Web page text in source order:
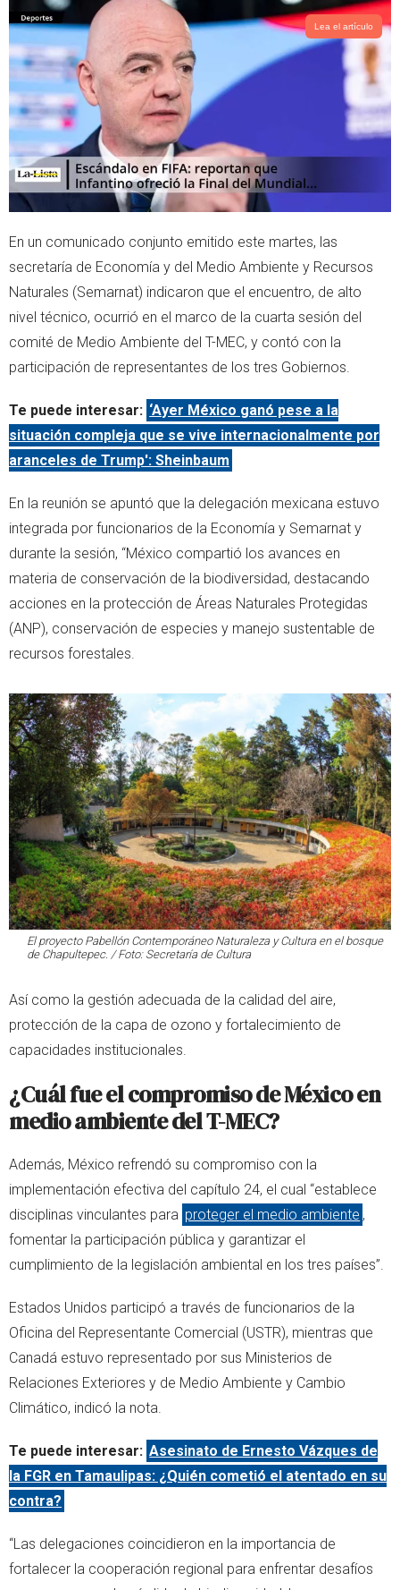
Lea el artículo
En un comunicado conjunto emitido este martes, las
secretaría de Economía y del Medio Ambiente y Recursos
Naturales (Semarnat) indicaron que el encuentro, de alto
nivel técnico, ocurrió en el marco de la cuarta sesión del
comité de Medio Ambiente del T-MEC, y contó con la
participación de representantes de los tres Gobiernos.
Te puede interesar: ‘Ayer México ganó pese a la
situación compleja que se vive internacionalmente por
aranceles de Trump': Sheinbaum
En la reunión se apuntó que la delegación mexicana estuvo
integrada por funcionarios de la Economía y Semarnat y
durante la sesión, “México compartió los avances en
materia de conservación de la biodiversidad, destacando
acciones en la protección de Áreas Naturales Protegidas
(ANP), conservación de especies y manejo sustentable de
recursos forestales.
El proyecto Pabellón Contemporáneo Naturaleza y Cultura en el bosque
de Chapultepec. / Foto: Secretaría de Cultura
Así como la gestión adecuada de la calidad del aire,
protección de la capa de ozono y fortalecimiento de
capacidades institucionales.
¿Cuál fue el compromiso de México en
medio ambiente del T-MEC?
Además, México refrendó su compromiso con la
implementación efectiva del capítulo 24, el cual “establece
disciplinas vinculantes para proteger el medio ambiente ,
fomentar la participación pública y garantizar el
cumplimiento de la legislación ambiental en los tres países”.
Estados Unidos participó a través de funcionarios de la
Oficina del Representante Comercial (USTR), mientras que
Canadá estuvo representado por sus Ministerios de
Relaciones Exteriores y de Medio Ambiente y Cambio
Climático, indicó la nota.
Te puede interesar: Asesinato de Ernesto Vázques de
la FGR en Tamaulipas: ¿Quién cometió el atentado en su
contra?
“Las delegaciones coincidieron en la importancia de
fortalecer la cooperación regional para enfrentar desafíos